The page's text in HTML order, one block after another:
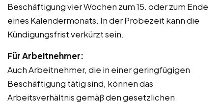
Beschäftigung vier Wochen zum 15. oder zum Ende
eines Kalendermonats. In der Probezeit kann die
Kündigungsfrist verkürzt sein.
Für Arbeitnehmer:
Auch Arbeitnehmer, die in einer geringfügigen
Beschäftigung tätig sind, können das
Arbeitsverhältnis gemäß den gesetzlichen